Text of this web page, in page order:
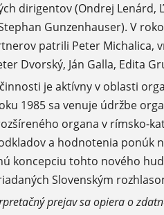
dirigentov (Ondrej Lenárd,
Gunzenhauser). V
patrili Peter Michalica,
Dvorský, Ján Galla, Edita
je aktívny v oblasti
1985 sa venuje údržbe
organa v rímsko-
a hodnotenia ponúk
koncepciu tohto nového
Slovenským
prejav sa opiera o